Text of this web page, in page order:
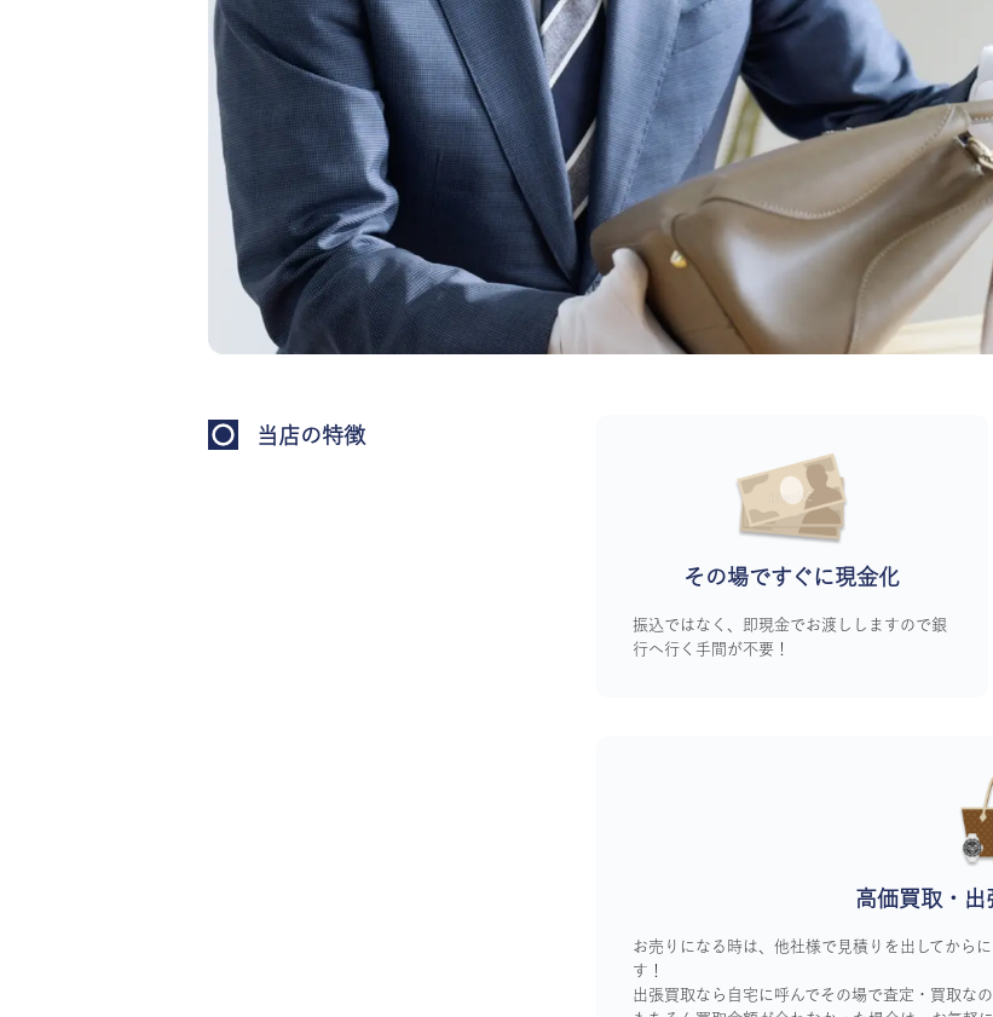
当店の特徴
その場ですぐに現金化
振込ではなく、即現金でお渡ししますので銀
行へ行く手間が不要！
高価買取・出
お売りになる時は、他社様で見積りを出してから
す！
出張買取なら自宅に呼んでその場で査定・買取な